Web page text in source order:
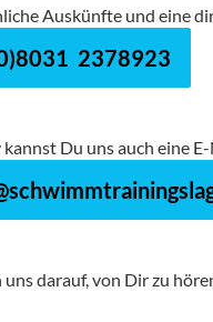
Auskünfte und eine
2378923
Du uns auch eine
darauf, von Dir zu